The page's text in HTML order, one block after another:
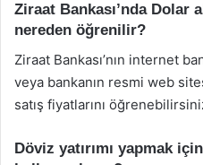
Ziraat Bankası’nda Dolar
nereden öğrenilir?
Ziraat Bankası’nın internet
veya bankanın resmi web
satış fiyatlarını
Döviz yatırımı yapmak